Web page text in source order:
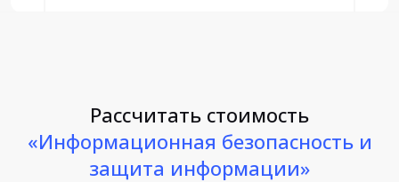
Рассчитать стоимость
«Информационная безопасность и
защита информации»